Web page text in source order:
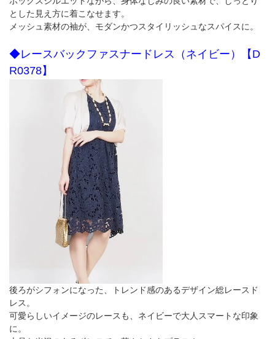
とした見え方に着こなせます。
メッシュ素材の袖が、モダンかつスタイリッシュなスパイスに。
◆レースバックファスナードレス（ネイビー）【D
R0378】
後ろがシフォンになった、トレンド感のあるデザイン総レースド
レス。
可愛らしいイメージのレースも、ネイビーで大人スマートな印象
に。